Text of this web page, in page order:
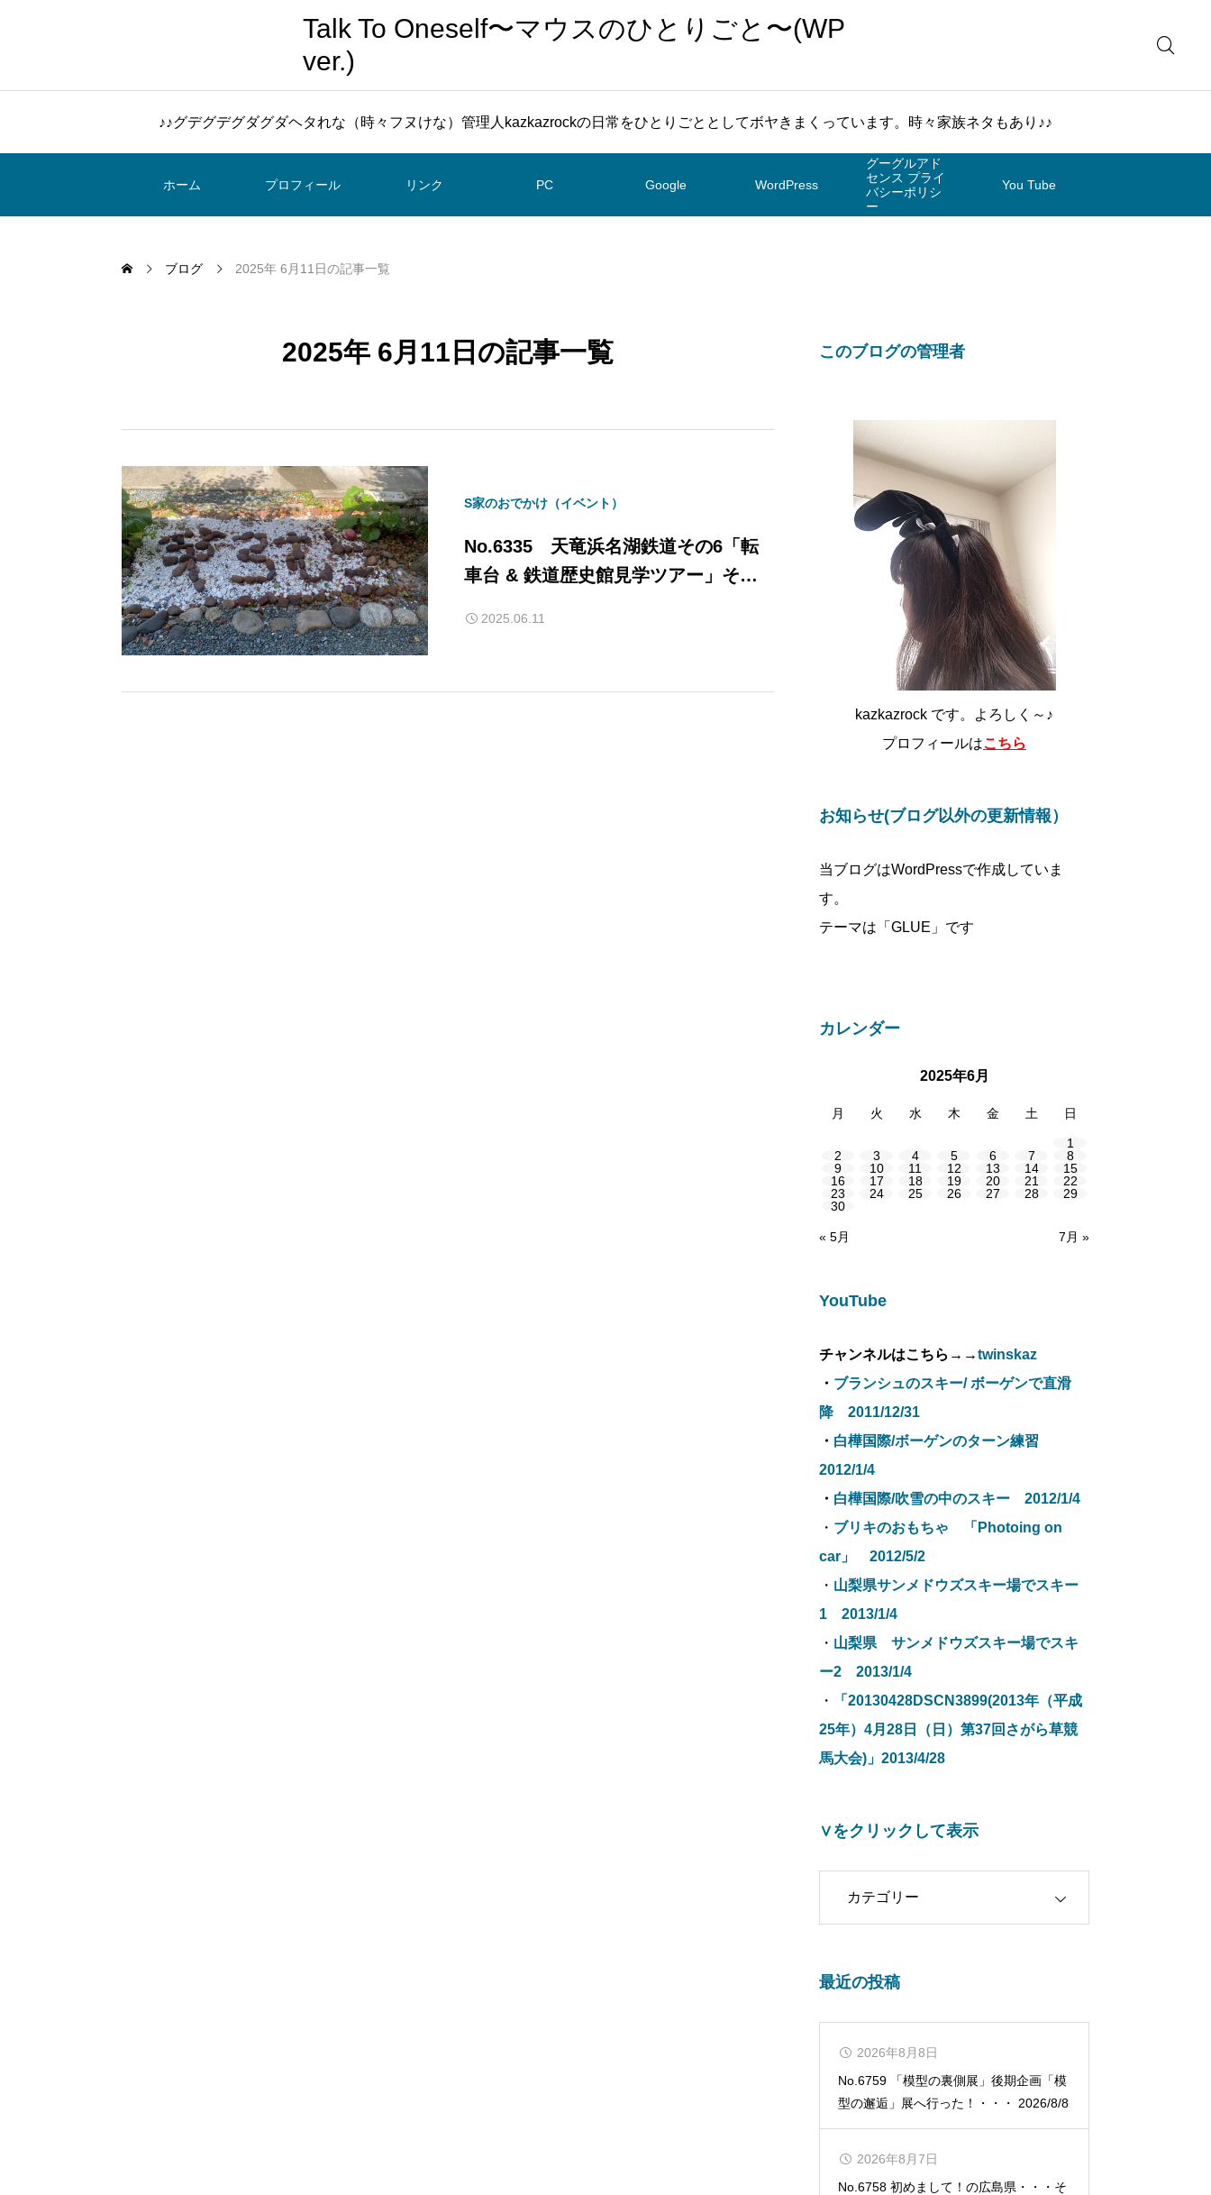
Talk To Oneself〜マウスのひとりごと〜(WP
ver.)
♪♪グデグデグダグダヘタれな（時々フヌけな）管理人kazkazrockの日常をひとりごととしてボヤきまくっています。時々家族ネタもあり♪♪
ホーム プロフィール リンク PC Google WordPress
グーグルアド
センス プライ
バシーポリシ
ー
You Tube
ブログ 2025年 6月11日の記事一覧
2025年 6月11日の記事一覧
S家のおでかけ（イベント）
No.6335 天竜浜名湖鉄道その6「転
車台 & 鉄道歴史館見学ツアー」その
2025.06.11
このブログの管理者
kazkazrock です。よろしく～♪
プロフィールはこちら
お知らせ(ブログ以外の更新情報）
当ブログはWordPressで作成していま
す。
テーマは「GLUE」です
カレンダー
2025年6月
月 火 水 木 金 土 日
1
2
3 4 5 6 7
8
9
10 11 12 13 14
15
16
17 18 19 20 21
22
23
24 25 26 27 28
29
30
« 5月 7月 »
YouTube
チャンネルはこちら→→twinskaz
・ ブランシュのスキー/ ボーゲンで直滑
降 2011/12/31
・ 白樺国際/ボーゲンのターン練習
2012/1/4
・ 白樺国際/吹雪の中のスキー 2012/1/4
・ ブリキのおもちゃ 「Photoing on
car」 2012/5/2
・ 山梨県サンメドウズスキー場でスキー
1 2013/1/4
・ 山梨県 サンメドウズスキー場でスキ
ー2 2013/1/4
・
「20130428DSCN3899(2013年（平成
25年）4月28日（日）第37回さがら草競
馬大会)」2013/4/28
∨をクリックして表示
最近の投稿
No.6759 「模型の裏側展」後期企画「模
型の邂逅」展へ行った！・・・ 2026/8/8
2026年8月8日
No.6758 初めまして！の広島県・・・そ
2026年8月7日